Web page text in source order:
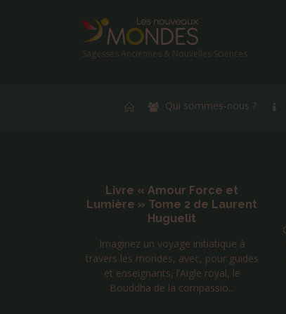
Sagesses Anciennes & Nouvelles Sciences
Qui sommes-nous ?
Voyage solidaire au
Cambodge – Janvier 2027
Ce voyage solidaire est organisé par un
couple d'enseignants de Qi gong pour
lutter contre le travail des enfants les
plus démun...